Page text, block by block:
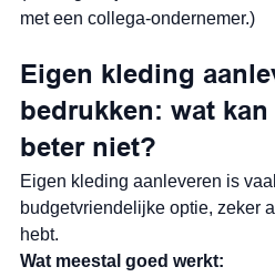
met een collega-ondernemer.)
Eigen kleding
bedrukken: wat
beter niet?
Eigen kleding aanleveren is
budgetvriendelijke optie, zeker
hebt.
Wat meestal goed werkt: